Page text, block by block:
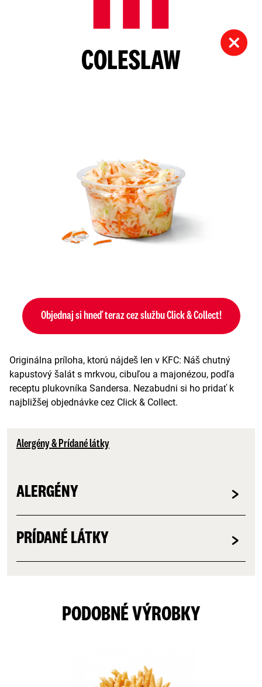
COLESLAW
Objednaj si hneď teraz cez službu Click & Collect!
Originálna príloha, ktorú nájdeš len v KFC: Náš chutný
kapustový šalát s mrkvou, cibuľou a majonézou, podľa
receptu plukovníka Sandersa. Nezabudni si ho pridať k
najbližšej objednávke cez Click & Collect.
Alergény & Prídané látky
ALERGÉNY
PRÍDANÉ LÁTKY
PODOBNÉ VÝROBKY